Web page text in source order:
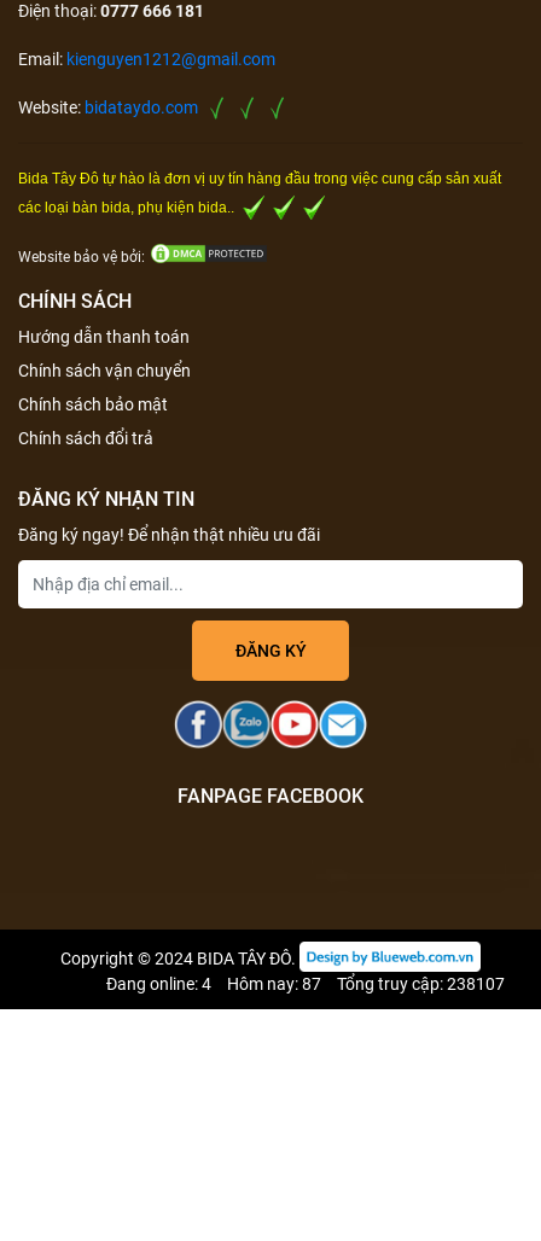
Điện thoại:0777 666 181
Email: kienguyen1212@gmail.com
Website: bidataydo.com
Bida Tây Đô tự hào là đơn vị uy tín hàng đầu trong việc cung cấp sản xuất
các loại bàn bida, phụ kiện bida..
Website bảo vệ bởi:
CHÍNH SÁCH
Hướng dẫn thanh toán
Chính sách vận chuyển
Chính sách bảo mật
Chính sách đổi trả
ĐĂNG KÝ NHẬN TIN
Đăng ký ngay! Để nhận thật nhiều ưu đãi
FANPAGE FACEBOOK
Copyright © 2024 BIDA TÂY ĐÔ.
Đang online: 4
Hôm nay: 87 Tổng truy cập: 238107